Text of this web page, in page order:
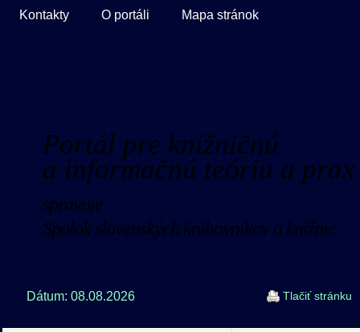
Portál pre knižničnú
a informačnú teóriu a prax
spravuje
Spolok slovenských knihovníkov a knižníc
Dátum: 08.08.2026 Tlačiť stránku
Kontakty O portáli Mapa stránok